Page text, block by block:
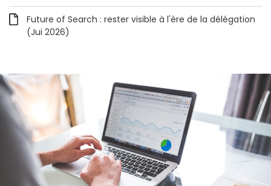
Future of Search : rester visible à l'ère de la délégation
(Jui 2026)